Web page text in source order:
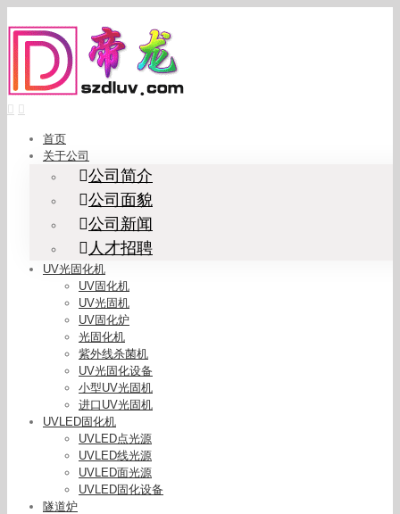
to
content
首页
关于公司
公司简介
公司面貌
公司新闻
人才招聘
UV光固化机
UV固化机
UV光固机
UV固化炉
光固化机
紫外线杀菌机
UV光固化设备
小型UV光固机
进口UV光固机
UVLED固化机
UVLED点光源
UVLED线光源
UVLED面光源
UVLED固化设备
隧道炉